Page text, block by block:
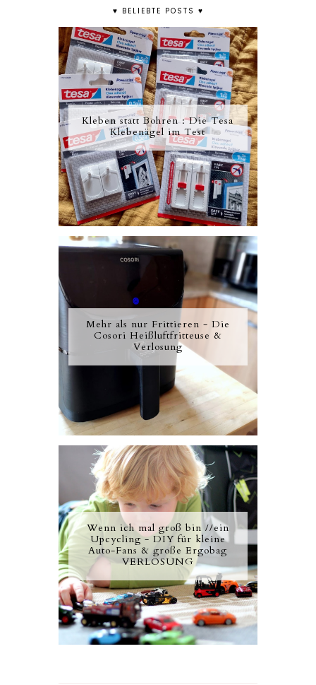
♥ BELIEBTE POSTS ♥
Kleben statt Bohren : Die Tesa
Klebenägel im Test
Mehr als nur Frittieren - Die
Cosori Heißluftfritteuse &
Verlosung
Wenn ich mal groß bin //ein
Upcycling - DIY für kleine
Auto-Fans & große Ergobag
VERLOSUNG